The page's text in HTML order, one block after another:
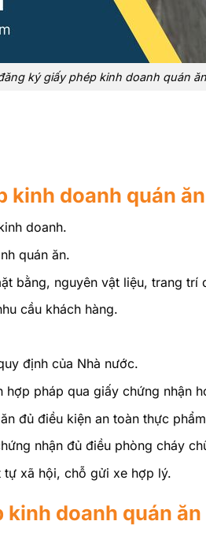
ký giấy phép kinh doanh quán
kinh doanh quán ăn
doanh.
quán ăn.
bằng, nguyên vật liệu, trang trí
cầu khách hàng.
định của Nhà nước.
pháp qua giấy chứng nhận
đủ điều kiện an toàn thực
nhận đủ điều phòng cháy
tự xã hội, chỗ gửi xe hợp lý.
doanh quán ăn